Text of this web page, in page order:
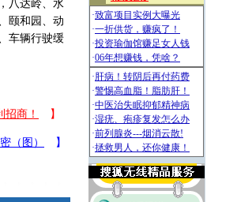
八达岭、水
颐和园、动
车辆行驶缓